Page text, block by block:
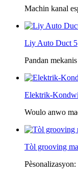
Machin kanal
Liy Auto Duct 5
Pandan
Elektrik-
Woulo anwo
Tòl grooving